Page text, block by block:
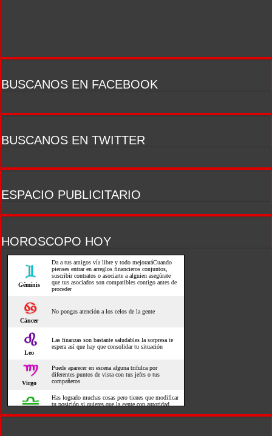
BUSCANOS EN FACEBOOK
BUSCANOS EN TWITTER
ESPACIO PUBLICITARIO
HOROSCOPO HOY